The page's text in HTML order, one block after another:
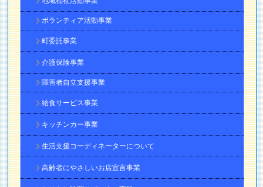
ボランティア活動事業
町委託事業
介護保険事業
障害者自立支援事業
給食サービス事業
キッチンカー事業
生活支援コーディネーターについて
高齢者にやさしいお店宣言事業